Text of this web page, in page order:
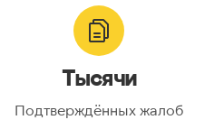
9775726020Тысячи
Подтверждённых жалоб